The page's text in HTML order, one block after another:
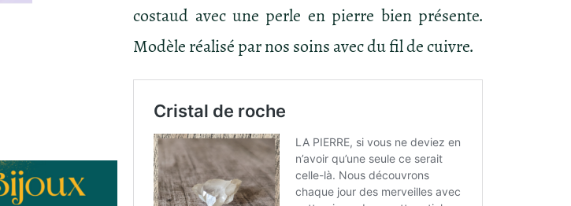
costaud avec une perle en pierre bien présente.
Modèle réalisé par nos soins avec du fil de cuivre.